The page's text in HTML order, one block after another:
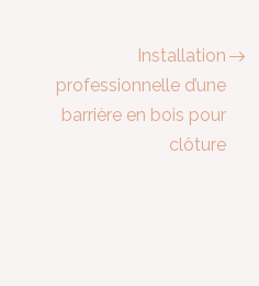
Installation
professionnelle d’une
barrière en bois pour
clôture